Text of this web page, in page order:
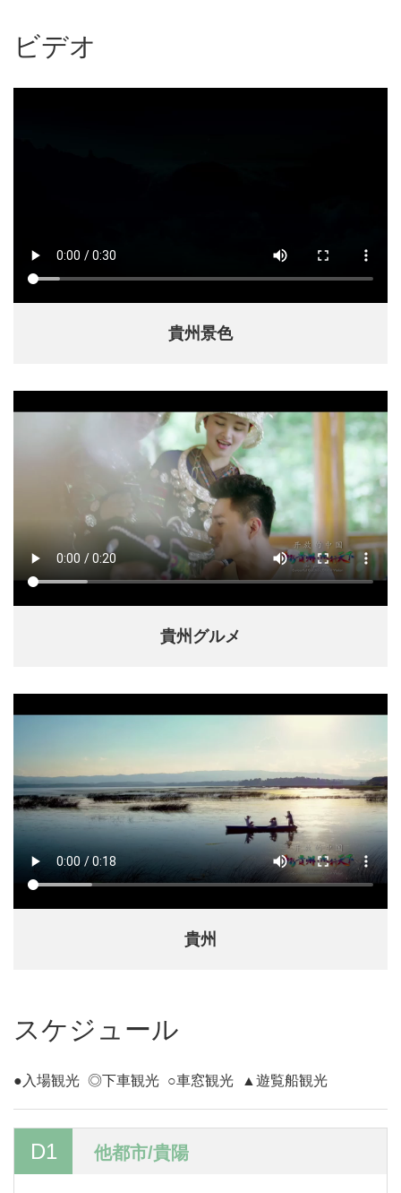
ビデオ
貴州景色
貴州グルメ
貴州
スケジュール
●入場観光 ◎下車観光 ○車窓観光 ▲遊覧船観光
D1 他都市/貴陽